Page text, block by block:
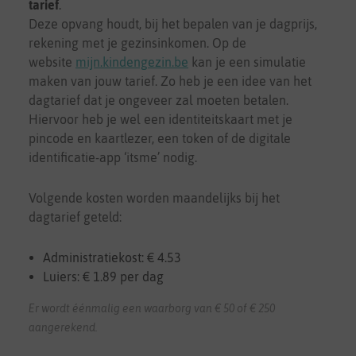
tarief
Deze opvang houdt, bij het bepalen van je dagprijs,
rekening met je gezinsinkomen. Op de
website mijn.kindengezin.be kan je een simulatie
maken van jouw tarief. Zo heb je een idee van het
dagtarief dat je ongeveer zal moeten betalen.
Hiervoor heb je wel een identiteitskaart met je
pincode en kaartlezer, een token of de digitale
identificatie-app ‘itsme’ nodig.
Volgende kosten worden maandelijks bij het
dagtarief geteld:
Administratiekost: € 4.53
Luiers: € 1.89 per dag
Er wordt éénmalig een waarborg van € 50 of € 250
aangerekend.